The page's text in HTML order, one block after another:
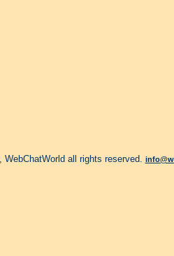
all rights reserved.